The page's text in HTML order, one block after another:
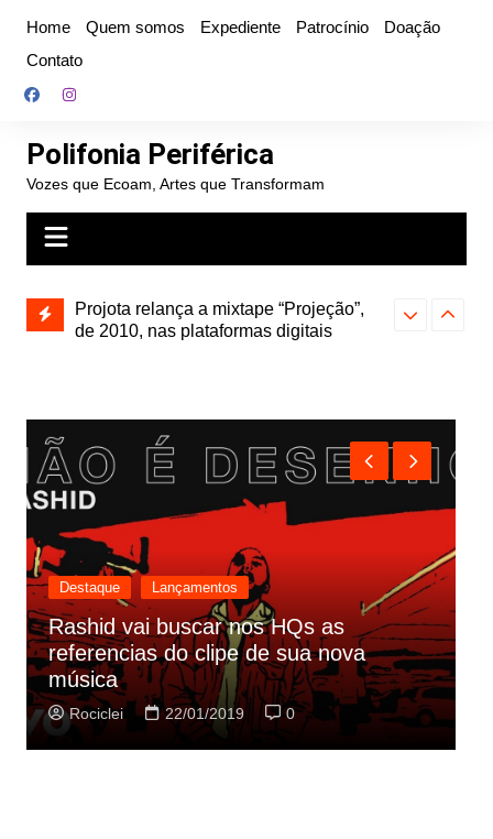
conteúdo
Home Quem somos Expediente Patrocínio
Doação
Contato
Polifonia Periférica
Vozes que Ecoam, Artes que Transformam
e abre
autoral,
Projota relança a mixtape “Projeção”,
de 2010, nas plataformas digitais
Farofa
Destaque Lançamentos
Rashid vai buscar nos HQs as
referencias do clipe de sua nova
música
Rociclei 22/01/2019 0